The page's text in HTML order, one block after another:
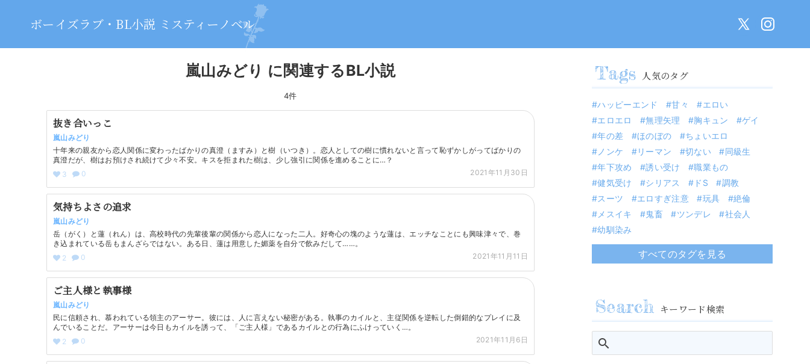
ボーイズラブ・BL小説 ミスティーノベル
嵐山みどり に関連するBL小説
4件
抜き合いっこ
嵐山みどり
十年来の親友から恋人関係に変わったばかりの真澄（ますみ）と樹（いつき）。恋人としての樹に慣れないと言って恥ずかしがってばかりの
真澄だが、樹はお預けされ続けて少々不安。キスを拒まれた樹は、少し強引に関係を進めることに…？
3
0 2021年11月30日
気持ちよさの追求
嵐山みどり
岳（がく）と蓮（れん）は、高校時代の先輩後輩の関係から恋人になった二人。好奇心の塊のような蓮は、エッチなことにも興味津々で、巻
き込まれている岳もまんざらではない。ある日、蓮は用意した媚薬を自分で飲みだして……。
2
0 2021年11月11日
ご主人様と執事様
嵐山みどり
民に信頼され、慕われている領主のアーサー。彼には、人に言えない秘密がある。執事のカイルと、主従関係を逆転した倒錯的なプレイに及
んでいることだ。アーサーは今日もカイルを誘って、「ご主人様」であるカイルとの行為にふけっていく…。
2
0 2021年11月6日
人気のタグ
ハッピーエンド 甘々
エロい
エロエロ
無理矢理 胸キュン
ゲイ
年の差
ほのぼの
ちょいエロ
ノンケ
リーマン 切ない
同級生
年下攻め
誘い受け
職業もの
健気受け
シリアス ドS
調教
スーツ
エロすぎ注意 玩具
絶倫
メスイキ
鬼畜 ツンデレ
社会人
幼馴染み
すべてのタグを見る
キーワード検索